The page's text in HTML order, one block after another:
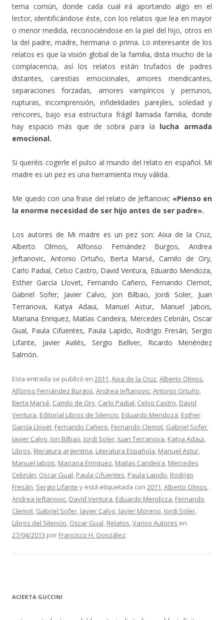
tema común, donde cada cual irá aportando algo en el
lector, identificándose éste, con los relatos que lea en mayor
o menor medida, reconociéndose en la piel del hijo, otros en
la del padre, madre, hermana o prima. Lo interesante de los
relatos es que la visión global de la familia, dista mucho de la
complacencia, así los relatos están trufados de padres
distantes, carestías emocionales, amores mendicantes,
separaciones forzadas, amores vampíricos y perrunos,
rupturas, incomprensión, infidelidades parejiles, soledad y
rencores, bajo esa estructura frágil llamada familia, donde
hay espacio más que de sobra para la lucha armada
emocional.
Si queréis cogerle el pulso al mundo del relato en español. Mi
madre es un pez es una herramienta muy válida.
Me quedo con una frase del relato de Jeftanovic «Pienso en
la enorme necesidad de ser hijo antes de ser padre».
Los autores de Mi madre es un pez son: Aixa de la Cruz,
Alberto Olmos, Alfonso Fernández Burgos, Andrea
Jeftanovic, Antonio Ortuño, Berta Marsé, Camilo de Ory,
Carlo Padial, Celso Castro, David Ventura, Eduardo Mendoza,
Esther García Llovet, Fernando Cañero, Fernando Clemot,
Gabriel Sofer, Javier Calvo, Jon Bilbao, Jordi Soler, Juan
Terranova, Katya Adaui, Manuel Astur, Manuel Jabois,
Mariana Enriquez, Matías Candeira, Mercedes Cebrián, Oscar
Gual, Paula Cifuentes, Paula Lapido, Rodrigo Fresán, Sergio
Lifante, Javier Avilés, Sergio Bellver, Ricardo Menéndez
Salmón.
Esta entrada se publicó en 2011,Aixa de la Cruz,Alberto Olmos,
Alfonso Fernández Burgos,Andrea Jeftanovic,Antonio Ortuño,
Berta Marsé, Camilo de Ory, Carlo Padial, Celso Castro, David
Ventura, Editorial Libros de Silencio, Eduardo Mendoza, Esther
García Llovet, Fernando Cañero, Fernando Clemot, Gabriel Sofer,
Javier Calvo, Jon Bilbao, Jordi Soler, Juan Terranova, Katya Adaui,
Libros, literatura argentina, Literatura Española, Manuel Astur,
Manuel Jabois, Mariana Enriquez, Matías Candeira, Mercedes
Cebrián, Oscar Gual, Paula Cifuentes, Paula Lapido, Rodrigo
Fresán, Sergio Lifante y está etiquetada con 2011,Alberto Olmos,
Andrea Jeftanovic, David Ventura, Eduardo Mendoza, Fernando
Clemot, Gabriel Sofer, Javier Calvo, Javier Moreno, Jordi Soler,
Libros del Silencio, Oscar Gual, Relatos,Varios Autores en
27/04/2013 por Francisco H. González.
ACIERTA GUCCINI